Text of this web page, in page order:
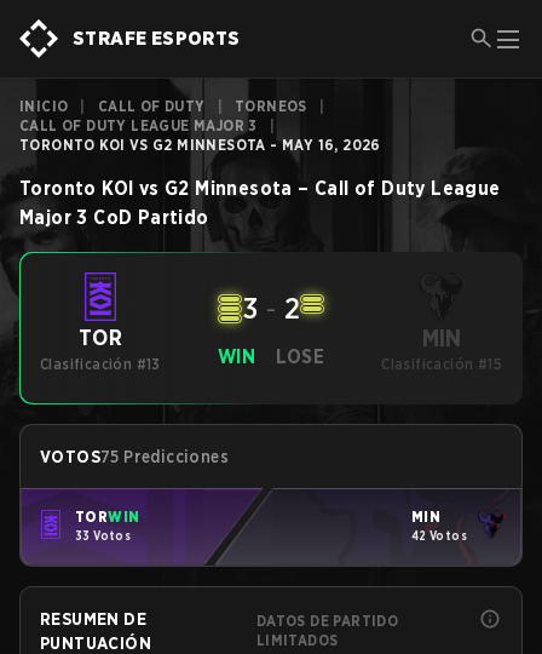
STRAFE ESPORTS
INICIO CALL OF DUTY TORNEOS
CALL OF DUTY LEAGUE MAJOR 3
TORONTO KOI VS G2 MINNESOTA - MAY 16, 2026
Toronto KOI vs G2 Minnesota – Call of Duty League
Major 3 CoD Partido
TOR
Clasificación #13 WIN
3 - 2
LOSE
MIN
Clasificación #15
VOTOS75 Predicciones
TORWIN
33 Votos
MIN
42 Votos
RESUMEN DE
PUNTUACIÓN
DATOS DE PARTIDO
LIMITADOS